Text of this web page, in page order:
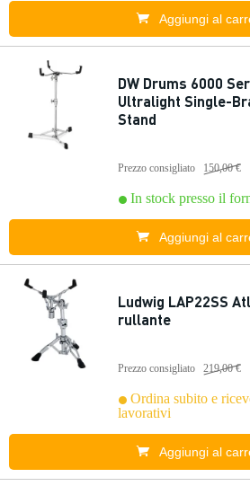
Aggiungi al
DW Drums 6000
Ultralight Single-
Stand
Prezzo consigliato 150,00 €
In stock presso il
Aggiungi al
Ludwig LAP22SS
rullante
Prezzo consigliato 219,00 €
Ordina subito e
lavorativi
Aggiungi al